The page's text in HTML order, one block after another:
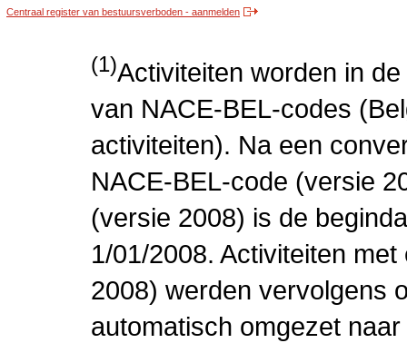
Centraal register van bestuursverboden - aanmelden
(1)Activiteiten worden in
van NACE-BEL-codes
activiteiten). Na een
NACE-BEL-code (versie
(versie 2008) is de
1/01/2008. Activiteiten
2008) werden vervolgens
automatisch omgezet